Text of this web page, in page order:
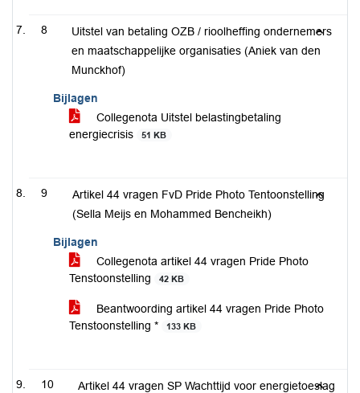
8
Uitstel van betaling OZB / rioolheffing ondernemers
en maatschappelijke organisaties (Aniek van den
Munckhof)
Bijlagen
Collegenota Uitstel belastingbetaling
energiecrisis
51 KB
9
Artikel 44 vragen FvD Pride Photo Tentoonstelling
(Sella Meijs en Mohammed Bencheikh)
Bijlagen
Collegenota artikel 44 vragen Pride Photo
Tenstoonstelling
42 KB
Beantwoording artikel 44 vragen Pride Photo
Tenstoonstelling *
133 KB
10
Artikel 44 vragen SP Wachttijd voor energietoeslag